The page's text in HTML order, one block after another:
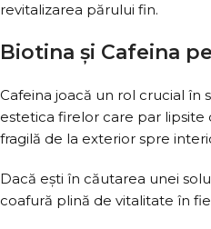
revitalizarea părului fin.
Biotina și Cafeina
Cafeina joacă un rol crucial
estetica firelor care par lipsite
fragilă de la exterior spre
Dacă ești în căutarea unei
coafură plină de vitalitate în